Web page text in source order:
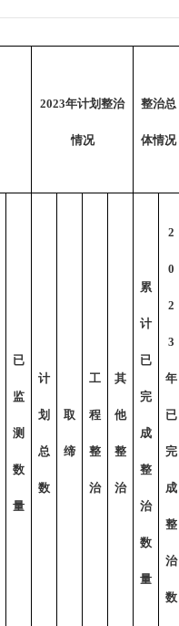
2023年计划整治
情况
整治总
体情况
已
监
测
数
量
计
划
总
数
取
缔
工
程
整
治
其
他
整
治
累
计
已
完
成
整
治
数
量
2
0
2
3
年
已
完
成
整
治
数